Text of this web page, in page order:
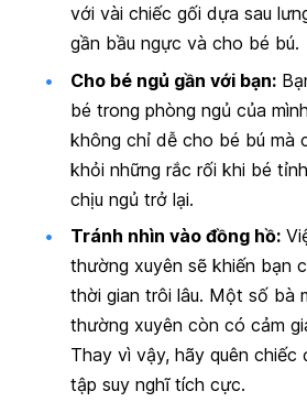
với vài chiếc gối dựa sau
gần bầu ngực và cho bé bú.
Cho bé ngủ gần với bạn:
bé trong phòng ngủ của
không chỉ dễ cho bé bú mà
khỏi những rắc rối khi bé
chịu ngủ trở lại.
Tránh nhìn vào đồng hồ:
thường xuyên sẽ khiến bạn
thời gian trôi lâu. Một số bà
thường xuyên còn có cảm
Thay vì vậy, hãy quên chiếc
tập suy nghĩ tích cực.